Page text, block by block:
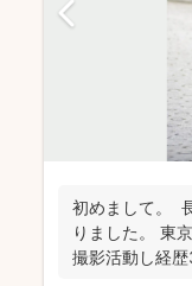
初めまして。
りました。 東
撮影活動し経